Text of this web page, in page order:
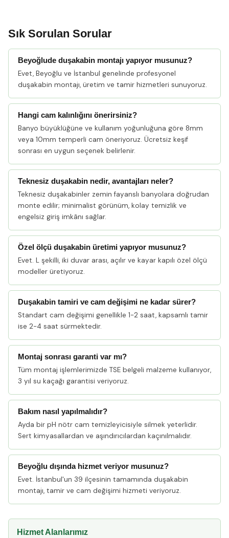
Sık Sorulan Sorular
Beyoğlude duşakabin montajı yapıyor musunuz?
Evet, Beyoğlu ve İstanbul genelinde profesyonel
duşakabin montajı, üretim ve tamir hizmetleri sunuyoruz.
Hangi cam kalınlığını önerirsiniz?
Banyo büyüklüğüne ve kullanım yoğunluğuna göre 8mm
veya 10mm temperli cam öneriyoruz. Ücretsiz keşif
sonrası en uygun seçenek belirlenir.
Teknesiz duşakabin nedir, avantajları neler?
Teknesiz duşakabinler zemin fayanslı banyolara doğrudan
monte edilir; minimalist görünüm, kolay temizlik ve
engelsiz giriş imkânı sağlar.
Özel ölçü duşakabin üretimi yapıyor musunuz?
Evet. L şekilli, iki duvar arası, açılır ve kayar kapılı özel ölçü
modeller üretiyoruz.
Duşakabin tamiri ve cam değişimi ne kadar sürer?
Standart cam değişimi genellikle 1-2 saat, kapsamlı tamir
ise 2-4 saat sürmektedir.
Montaj sonrası garanti var mı?
Tüm montaj işlemlerimizde TSE belgeli malzeme kullanıyor,
3 yıl su kaçağı garantisi veriyoruz.
Bakım nasıl yapılmalıdır?
Ayda bir pH nötr cam temizleyicisiyle silmek yeterlidir.
Sert kimyasallardan ve aşındırıcılardan kaçınılmalıdır.
Beyoğlu dışında hizmet veriyor musunuz?
Evet. İstanbul'un 39 ilçesinin tamamında duşakabin
montajı, tamir ve cam değişimi hizmeti veriyoruz.
Hizmet Alanlarımız